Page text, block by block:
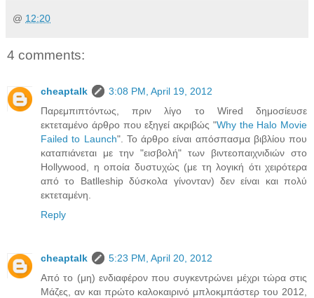
@ 12:20
4 comments:
cheaptalk
3:08 PM, April 19, 2012
Παρεμπιπτόντως, πριν λίγο το Wired δημοσίευσε
εκτεταμένο άρθρο που εξηγεί ακριβώς "Why the Halo Movie
Failed to Launch". Το άρθρο είναι απόσπασμα βιβλίου που
καταπιάνεται με την "εισβολή" των βιντεοπαιχνιδιών στο
Hollywood, η οποία δυστυχώς (με τη λογική ότι χειρότερα
από το Batlleship δύσκολα γίνονταν) δεν είναι και πολύ
εκτεταμένη.
Reply
cheaptalk
5:23 PM, April 20, 2012
Από το (μη) ενδιαφέρον που συγκεντρώνει μέχρι τώρα στις
Μάζες, αν και πρώτο καλοκαιρινό μπλοκμπάστερ του 2012,